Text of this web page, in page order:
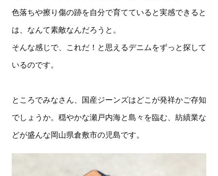
色落ちや擦り傷の跡を自分で育てていると実感できると
は、なんて素敵なんだろうと。
そんな感じで、これだ！と思えるデニムをずっと探して
いるのです。
ところでみなさん、国産ジーンズはどこが発祥かご存知
でしょうか。穏やかな瀬戸内海と島々を臨む、紡績業な
どが盛んな岡山県倉敷市の児島です。